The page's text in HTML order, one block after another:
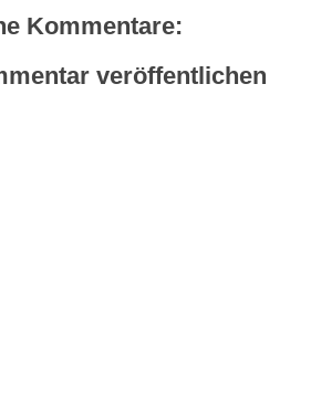
Kommentare:
veröffentlichen